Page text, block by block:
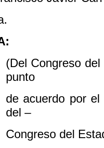
(Del Congreso
punto
de acuerdo por
del –
Congreso del